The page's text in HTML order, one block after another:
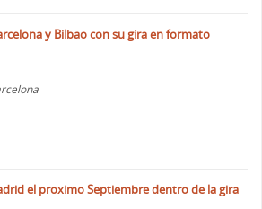
y Bilbao con su gira en formato
el proximo Septiembre dentro de la gira